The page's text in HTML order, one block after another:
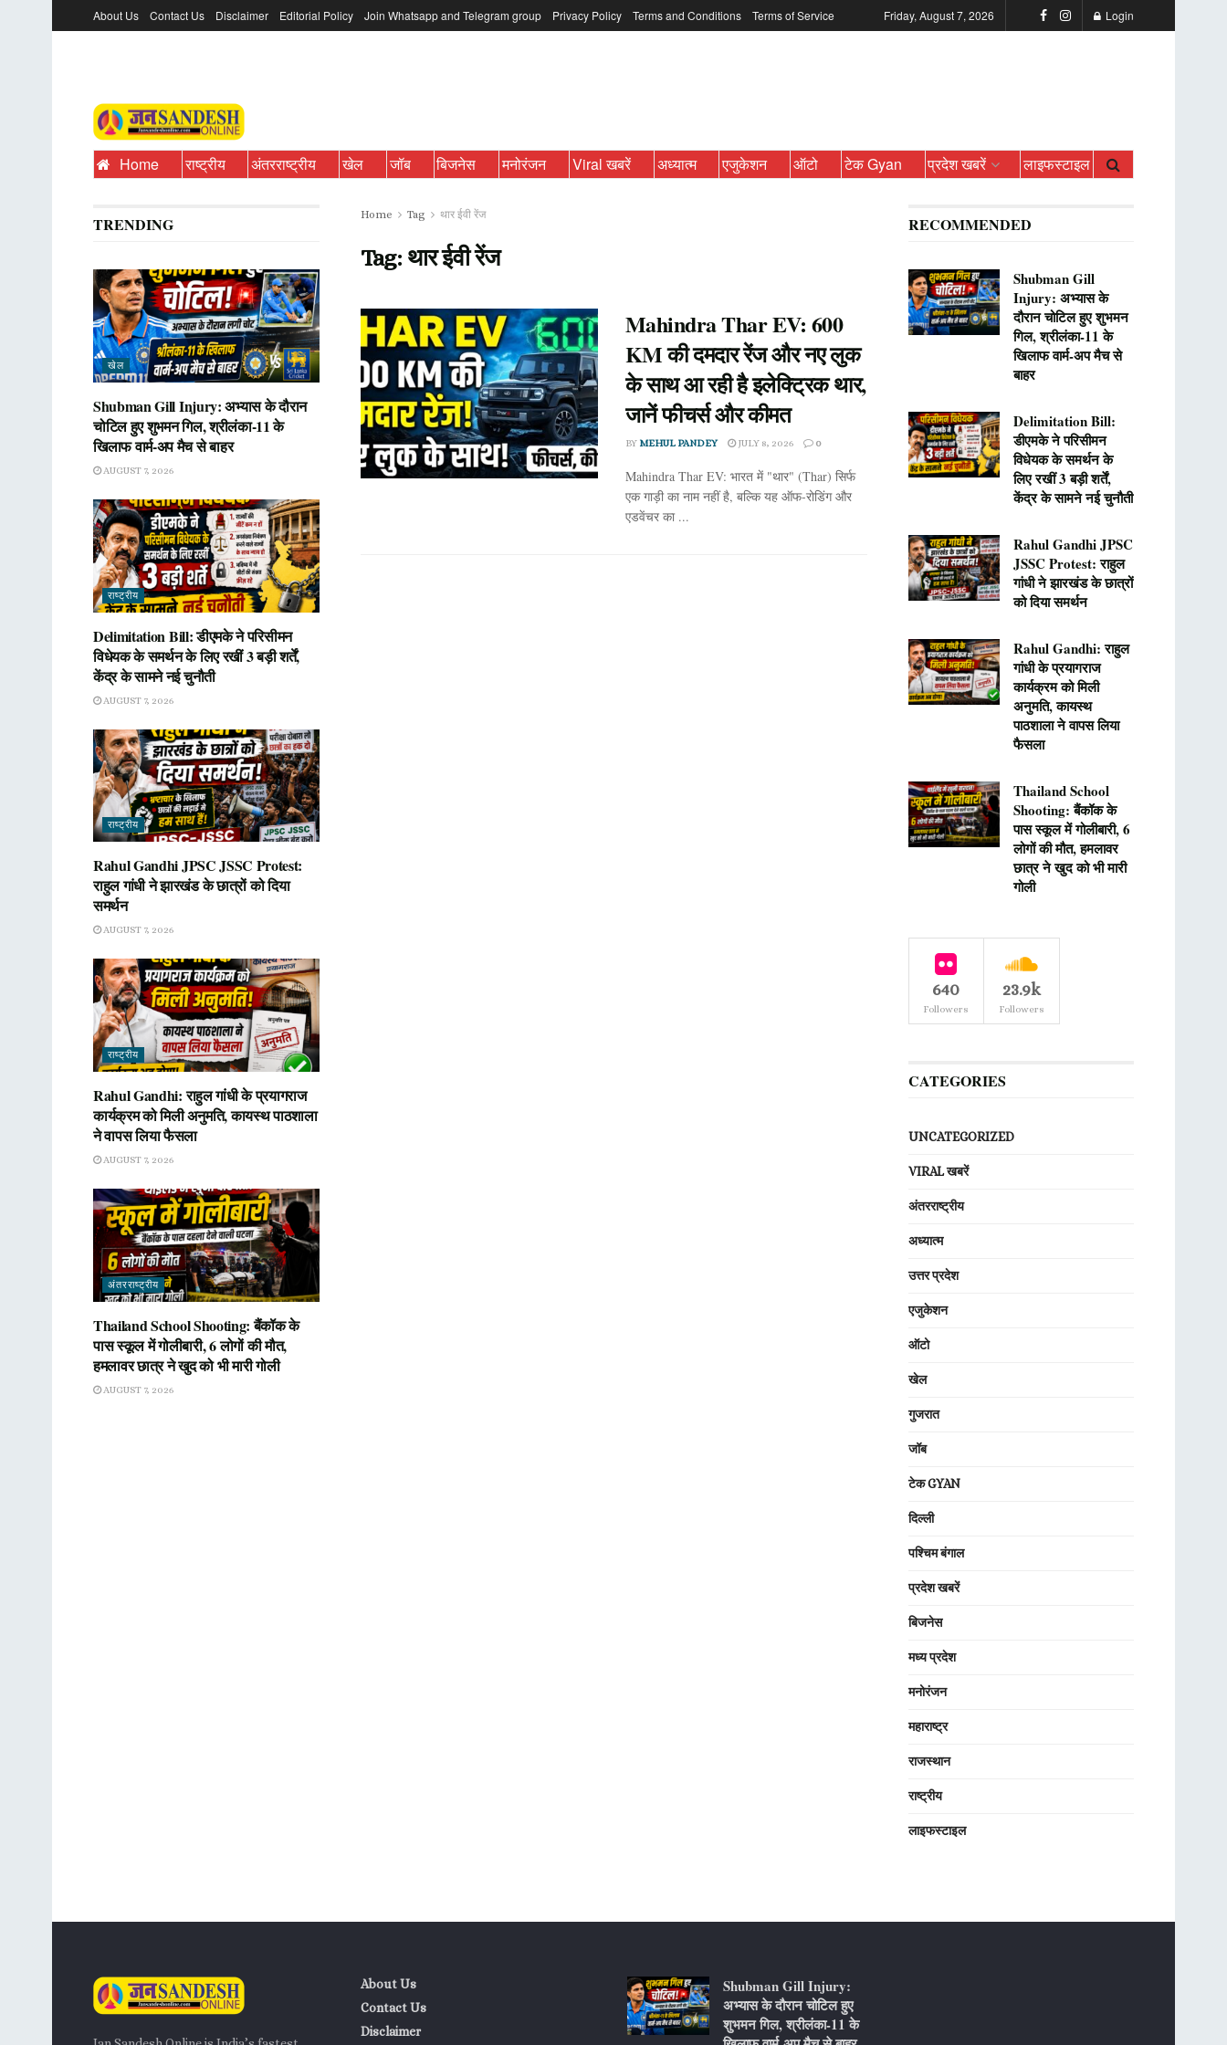
About Us Contact Us Disclaimer Editorial Policy Join Whatsapp and Telegram group Privacy Policy Terms and Conditions Terms of Service Friday, August 7, 2026 Login
Home राष्ट्रीय अंतरराष्ट्रीय खेल जॉब बिजनेस मनोरंजन Viral खबरें अध्यात्म एजुकेशन ऑटो टेक Gyan प्रदेश खबरें लाइफस्टाइल
Home Tag थार ईवी रेंज
Tag: थार ईवी रेंज
Mahindra Thar EV: 600
KM की दमदार रेंज और नए लुक
के साथ आ रही है इलेक्ट्रिक थार,
जानें फीचर्स और कीमत
BY MEHUL PANDEY JULY 8, 2026 0
Mahindra Thar EV: भारत में "थार" (Thar) सिर्फ
एक गाड़ी का नाम नहीं है, बल्कि यह ऑफ-रोडिंग और
एडवेंचर का ...
TRENDING
खेल
Shubman Gill Injury: अभ्यास के दौरान
चोटिल हुए शुभमन गिल, श्रीलंका-11 के
खिलाफ वार्म-अप मैच से बाहर
AUGUST 7, 2026
राष्ट्रीय
Delimitation Bill: डीएमके ने परिसीमन
विधेयक के समर्थन के लिए रखीं 3 बड़ी शर्तें,
केंद्र के सामने नई चुनौती
AUGUST 7, 2026
राष्ट्रीय
Rahul Gandhi JPSC JSSC Protest:
राहुल गांधी ने झारखंड के छात्रों को दिया
समर्थन
AUGUST 7, 2026
राष्ट्रीय
Rahul Gandhi: राहुल गांधी के प्रयागराज
कार्यक्रम को मिली अनुमति, कायस्थ पाठशाला
ने वापस लिया फैसला
AUGUST 7, 2026
अंतरराष्ट्रीय
Thailand School Shooting: बैंकॉक के
पास स्कूल में गोलीबारी, 6 लोगों की मौत,
हमलावर छात्र ने खुद को भी मारी गोली
AUGUST 7, 2026
RECOMMENDED
Shubman Gill
Injury: अभ्यास के
दौरान चोटिल हुए शुभमन
गिल, श्रीलंका-11 के
खिलाफ वार्म-अप मैच से
बाहर
Delimitation Bill:
डीएमके ने परिसीमन
विधेयक के समर्थन के
लिए रखीं 3 बड़ी शर्तें,
केंद्र के सामने नई चुनौती
Rahul Gandhi JPSC
JSSC Protest: राहुल
गांधी ने झारखंड के छात्रों
को दिया समर्थन
Rahul Gandhi: राहुल
गांधी के प्रयागराज
कार्यक्रम को मिली
अनुमति, कायस्थ
पाठशाला ने वापस लिया
फैसला
Thailand School
Shooting: बैंकॉक के
पास स्कूल में गोलीबारी, 6
लोगों की मौत, हमलावर
छात्र ने खुद को भी मारी
गोली
640
Followers
23.9k
Followers
CATEGORIES
UNCATEGORIZED
VIRAL खबरें
अंतरराष्ट्रीय
अध्यात्म
उत्तर प्रदेश
एजुकेशन
ऑटो
खेल
गुजरात
जॉब
टेक GYAN
दिल्ली
पश्चिम बंगाल
प्रदेश खबरें
बिजनेस
मध्य प्रदेश
मनोरंजन
महाराष्ट्र
राजस्थान
राष्ट्रीय
लाइफस्टाइल
About Us
Contact Us
Disclaimer
Shubman Gill Injury:
अभ्यास के दौरान चोटिल हुए
शुभमन गिल, श्रीलंका-11 के